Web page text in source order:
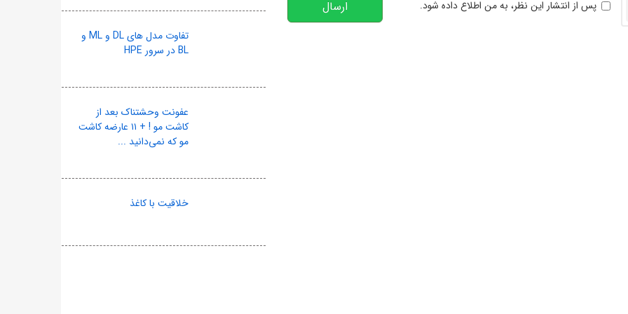
پس از انتشار این نظر، به من اطلاع داده شود. ارسال
تفاوت مدل های DL و ML و
BL در سرور HPE
عفونت وحشتناک بعد از
کاشت مو ! + ۱۱ عارضه کاشت
مو که نمی‌دانید ...
خلاقیت با کاغذ